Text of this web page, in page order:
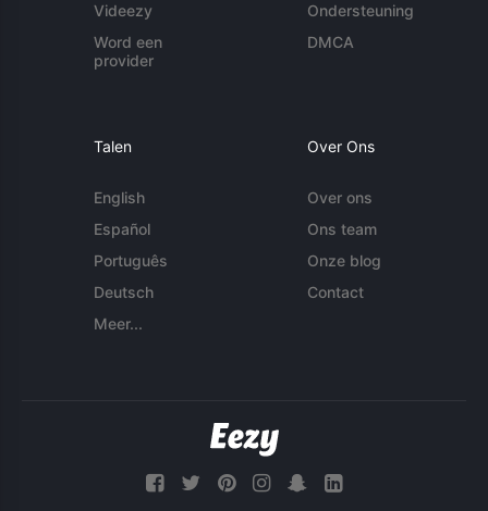
Videezy
Word een
provider
Ondersteuning
DMCA
Talen
English
Español
Português
Deutsch
Meer...
Over Ons
Over ons
Ons team
Onze blog
Contact